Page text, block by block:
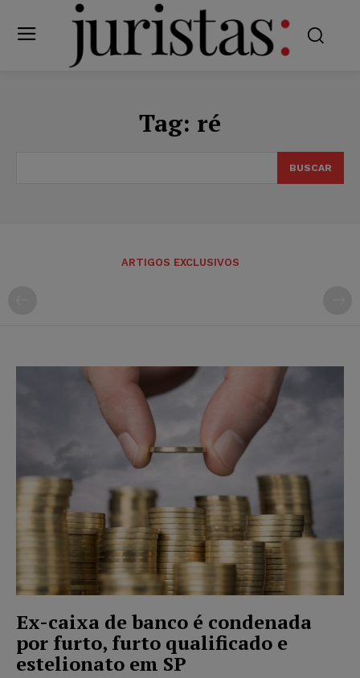
Tag: ré
BUSCAR
ARTIGOS EXCLUSIVOS
Ex-caixa de banco é condenada
por furto, furto qualificado e
estelionato em SP